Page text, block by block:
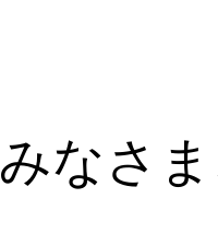
みなさ